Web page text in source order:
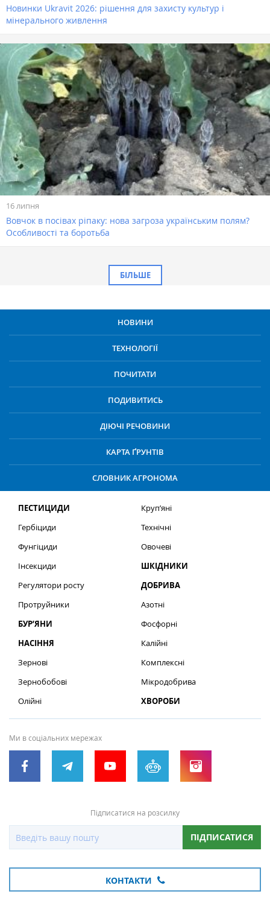
Новинки Ukravit 2026: рішення для захисту культур і
мінерального живлення
16 липня
Вовчок в посівах ріпаку: нова загроза українським полям?
Особливості та боротьба
БІЛЬШЕ
НОВИНИ
ТЕХНОЛОГІЇ
ПОЧИТАТИ
ПОДИВИТИСЬ
ДІЮЧІ РЕЧОВИНИ
КАРТА ҐРУНТІВ
СЛОВНИК АГРОНОМА
ПЕСТИЦИДИ
Гербіциди
Фунгіциди
Інсекциди
Регулятори росту
Протруйники
БУР’ЯНИ
НАСІННЯ
Зернові
Зернобобові
Олійні
Круп’яні
Технічні
Овочеві
ШКІДНИКИ
ДОБРИВА
Азотні
Фосфорні
Калійні
Комплексні
Мікродобрива
ХВОРОБИ
Ми в соціальних мережах
Підписатися на розсилку
ПІДПИСАТИСЯ
КОНТАКТИ